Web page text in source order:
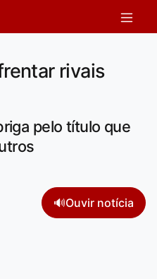
rivais
pelo título que
🔊Ouvir notícia